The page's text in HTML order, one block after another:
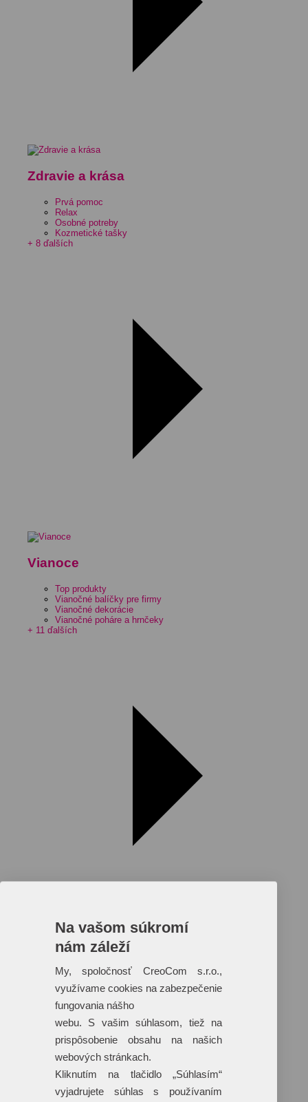
Zdravie a krása
Prvá pomoc
Relax
Osobné potreby
Kozmetické tašky
+ 8 ďalších
Vianoce
Top produkty
Vianočné balíčky pre firmy
Vianočné dekorácie
Vianočné poháre a hrnčeky
+ 11 ďalších
Reklamné predmety s plnofarebnou
potlačou
Dáždniky
Tašky
Hračky
Klobúky
Na vašom súkromí
nám záleží
My, spoločnosť CreoCom s.r.o.,
využívame cookies na zabezpečenie
fungovania nášho
webu. S vašim súhlasom, tiež na
prispôsobenie obsahu na našich
webových stránkach.
Kliknutím na tlačidlo „Súhlasím“
vyjadrujete súhlas s používaním